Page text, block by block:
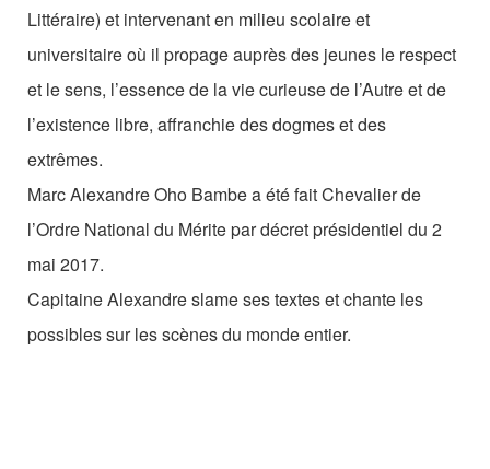
Littéraire) et intervenant en milieu scolaire et
universitaire où il propage auprès des jeunes le respect
et le sens, l’essence de la vie curieuse de l’Autre et de
l’existence libre, affranchie des dogmes et des
extrêmes.
Marc Alexandre Oho Bambe a été fait Chevalier de
l’Ordre National du Mérite par décret présidentiel du 2
mai 2017.
Capitaine Alexandre slame ses textes et chante les
possibles sur les scènes du monde entier.